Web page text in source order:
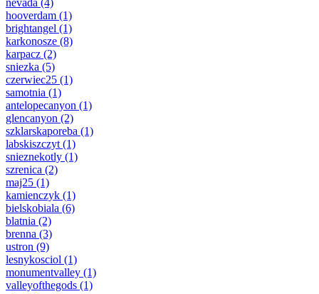
nevada (4)
hooverdam (1)
brightangel (1)
karkonosze (8)
karpacz (2)
sniezka (5)
czerwiec25 (1)
samotnia (1)
antelopecanyon (1)
glencanyon (2)
szklarskaporeba (1)
labskiszczyt(1)
snieznekotly (1)
szrenica (2)
maj25 (1)
kamienczyk (1)
bielskobiala (6)
blatnia (2)
brenna (3)
ustron (9)
lesnykosciol (1)
monumentvalley (1)
valleyofthegods (1)